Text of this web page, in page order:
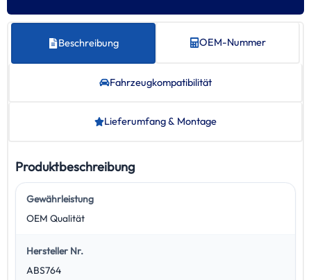
Beschreibung OEM-Nummer
Fahrzeug­kompatibilität
Lieferumfang & Montage
Produktbeschreibung
Gewährleistung
OEM Qualität
Hersteller Nr.
ABS764